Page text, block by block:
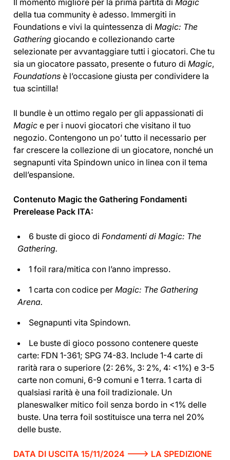
Il momento migliore per la prima partita di Magic
della tua community è adesso. Immergiti in
Foundations e vivi la quintessenza di Magic: The
Gathering giocando e collezionando carte
selezionate per avvantaggiare tutti i giocatori. Che tu
sia un giocatore passato, presente o futuro di Magic,
Foundations è l’occasione giusta per condividere la
tua scintilla!
Il bundle è un ottimo regalo per gli appassionati di
Magic e per i nuovi giocatori che visitano il tuo
negozio. Contengono un po’ tutto il necessario per
far crescere la collezione di un giocatore, nonché un
segnapunti vita Spindown unico in linea con il tema
dell’espansione.
Contenuto Magic the Gathering Fondamenti
Prerelease Pack ITA:
6 buste di gioco di Fondamenti di Magic: The
Gathering.
1 foil rara/mitica con l’anno impresso.
1 carta con codice per Magic: The Gathering
Arena.
Segnapunti vita Spindown.
Le buste di gioco possono contenere queste
carte: FDN 1-361; SPG 74-83. Include 1-4 carte di
rarità rara o superiore (2: 26%, 3: 2%, 4: <1%) e 3-5
carte non comuni, 6-9 comuni e 1 terra. 1 carta di
qualsiasi rarità è una foil tradizionale. Un
planeswalker mitico foil senza bordo in <1% delle
buste. Una terra foil sostituisce una terra nel 20%
delle buste.
DATA DI USCITA 15/11/2024 ---> LA SPEDIZIONE